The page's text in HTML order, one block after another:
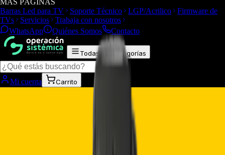
MÁS PÁGINAS
Barras Led para TV
Soporte Técnico LGP/Acrilico
Firmware de
TVs
Servicios
Trabaja con nosotros
WhatsApp
Quiénes Somos Contacto
Todas las categorías
Mi cuenta Carrito